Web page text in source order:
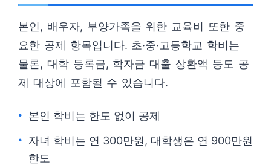
본인, 배우자, 부양가족을 위한 교육비 또한 중
요한 공제 항목입니다. 초·중·고등학교 학비는
물론, 대학 등록금, 학자금 대출 상환액 등도 공
제 대상에 포함될 수 있습니다.
본인 학비는 한도 없이 공제
자녀 학비는 연 300만원, 대학생은 연 900만원
한도